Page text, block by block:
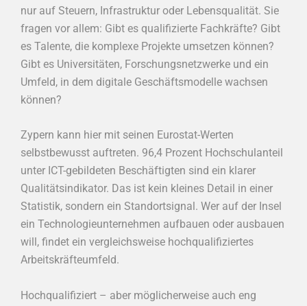
nur auf Steuern, Infrastruktur oder Lebensqualität. Sie
fragen vor allem: Gibt es qualifizierte Fachkräfte? Gibt
es Talente, die komplexe Projekte umsetzen können?
Gibt es Universitäten, Forschungsnetzwerke und ein
Umfeld, in dem digitale Geschäftsmodelle wachsen
können?
Zypern kann hier mit seinen Eurostat-Werten
selbstbewusst auftreten. 96,4 Prozent Hochschulanteil
unter ICT-gebildeten Beschäftigten sind ein klarer
Qualitätsindikator. Das ist kein kleines Detail in einer
Statistik, sondern ein Standortsignal. Wer auf der Insel
ein Technologieunternehmen aufbauen oder ausbauen
will, findet ein vergleichsweise hochqualifiziertes
Arbeitskräfteumfeld.
Hochqualifiziert – aber möglicherweise auch eng